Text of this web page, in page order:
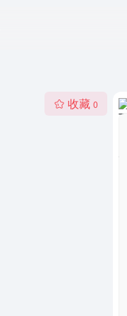
收藏 0